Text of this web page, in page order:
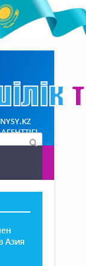
Азия